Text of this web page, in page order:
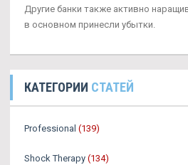
Другие банки также активно
в основном принесли убытки.
КАТЕГОРИИ СТАТЕЙ
Professional (139)
Shock Therapy (134)